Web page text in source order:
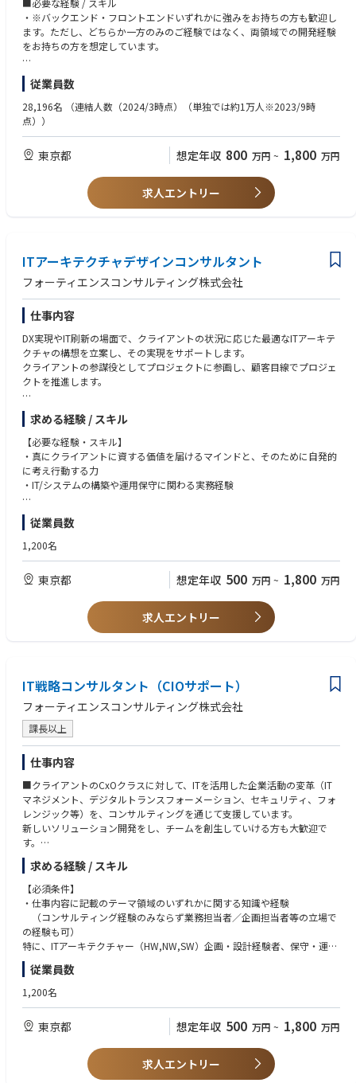
上流の業務プロセスの変革やSAPなどのソリューション利用価値を最大化
するために企業・業務の在り方をコンサルテーションします。
（SAP PP/MM, SD, FI/COモジュール、S/4 HANA&, およびFioriアプリ）
・業務／システムにおける問題点抽出と対応方針立案
・業務改革やシステム導入プロジェクトの企画、実行
・その他、クライアント企業の課題解決に向けた支援
◆SCM Senior Consultant (Logistics)◆
・ロジスティクス・コンサルタントは、顧客のサプライチェーン・マネジ
効率性向上を目的としたオペレーション戦略の立案、設計、実施を担当
改善点を特定し、プロセス、技術、設備に関する提案を行う。
・顧客と緊密に連携してニーズを把握し、目標を達成するためのカスタマ
成長性の加速的かつ持続可能な改善を実現することでプロジェクト目標
【その他特徴】
◆One TCS
世界中のコンサルタントと日本のコンサルタントが1つのチームとなって
協働することで
グローバルに展開するTCSが持つ最高の知見を提供します。
特定のハードウェア・ソフトウェア製品に偏ることなく、お客さまに対し
て、最適な解決策を提案します。
◆現場・現実主義
実際に現場を見た上でお客さまと膝詰めで議論しながら目指す姿を描きま
す。
机上の空論で終わらせることなく、成果を得るまでお客さまと一緒にソリ
ューションの実装・導入を現場目線で行います。
【参考情報】
https://www.bizreach.jp/job-feed/public-advertising/7rinn6m/
これにより、複数の変革プロジェクト全体を俯瞰することで全体構造設計
を作りながら、各プロジェクトの実行により、その成果を“会社に残る仕
組”として実装・定着させることに挑戦しております。
コンサルティングファームや事業会社（含むシステム子会社）での業務経
験で培った構想力・構造化力を、単に「提案」や「PoC報告」で終わらせ
るのではなく、全体構造設計に関与しながら、“仕組み”として当社・当社
グループに実装・定着する、すなわち「再現性のある型を作り、社内に根
付かせる」ことを中長期目線で進められる方を歓迎いたします。
これらのプロジェクト群を遂行することで、当社の組織・業務に関する知
識習得とそれを支える社員と幅広くネットワークを形成することを期待で
きます。その後は、ジョブローテーション制度により、様々な部署を経験
することで当該業務の職務遂行スキルを習得しながら、当社グループの目
指す姿へ変革をリードする幅広い視野を持った人材として成長することを
す。
の業界での経験
・AI、開発者向けプラットフォーム、データプラットフォーム関連プロジ
ェクトの実績
・Kubernetes、AKS、EKS、GKE、Docker、Helmなどのコンテナ技術の経
験
・ウォーターフォールやアジャイルなど、複数のSDLC（システム開発ライ
フサイクル）手法の理解と、それらをもとにした業務計画の経験
・関連資格（例：AWS ソリューションアーキテクト／デベロッパー、
GCP クラウドエンジニア／アーキテクト／デベロッパー、Azure デベロ
ッパー／ソリューションアーキテクト等）の保有
・ネイティブモバイル開発（Android、iOS）の経験
まずLINE とヤフーユーザーに対して提供を開始しました。その後はPayPa
yをはじめとした主要サービスへの展開を進め、グループ全体のユーザー
体験を支える基盤へと進化させていきます。LINEヤフーと関連グループ企
業のサービスのIDとプロフィールを連携するための全社的なコア認証プラ
守業務を担当していただきます。
本ポジションでは、このミッションクリティカルな認証プラットフォーム
において、高い信頼性とセキュリティを担保しながら、機能拡張・改善を
継続的に推進し、全社サービスの成長を支えることが期待されます。LIN
E・ヤフーの認証やメッセージング、ログイン機能を担うサーバー開発者
なシステムを横断して設計・開発・運用をリードしていただきます。
など、幅広い業務に携わります。安定したシステム運用と継続的な改善を
推進していただきます。
●具体的には以下の業務を想定しています。
・サーバーサイドアプリケーションの設計・実装（Kotlin、Javaなど）
・クラウド環境でのシステム構築・運用
・CI/CDパイプラインの構築と開発プロセスの最適化
・API設計を活用したデータ管理
・システムのパフォーマンスチューニング・セキュリティ対策
・アジャイル開発手法を取り入れた開発チームとの連携
・IDとプロフィールを連携するための全社的なコア認証プラットフォーム
の拡張と改善
※変更の範囲：会社の定める全ての業務への配置転換の可能性あり
【開発環境】
・【開発環境】
・言語・フレームワーク：Kotlin、Java、Spring Framework
・Observability：Prometheus、Pyroscope、OpenSearch、Grafana
・Storage：MySQL、TiDB、Redis、Apache HBase、Apache Kafka、Ope
nSearch
・Infrastructure：Kubernetes、IaaS on Private Cloud
・CI/CD：GitHub Actions、Argo CD
・その他ツール：GitHub Enterprise、Confluence、Jira、Slack
■必要な経験 / スキル
・※バックエンド・フロントエンドいずれかに強みをお持ちの方も歓迎し
ます。ただし、どちらか一方のみのご経験ではなく、両領域での開発経験
をお持ちの方を想定しています。
●バックエンド
・サーバーサイド開発経験（3年以上）
・Java、Kotlin、C、C++、Scalaなどの一つ以上のプログラミング言語に
対する深い理解
ロダクト開発経験
●フロントエンド
・React、Vue.js、TypeScript などの開発経験
・Gitを使用したバージョン管理の経験
・言語：日本語N2以上
■あると望ましい経験 / スキル
・Kubernetes、Dockerを用いたコンテナ管理の経験
・3-tierアーキテクチャの知識・経験
・セキュリティ設計や脆弱性対応の知識
・アジャイル（Scrum、Kanban）開発の経験
・認証メカニズム（OAuth、SSO）
・ユーザー向けの大規模トラフィック対応フロントエンドの経験（CDNの
・ローカライズの経験(異なる言語・地域設定を持つユーザーに適切な設
・ビジネスレベルの英語
従業員数
28,196名
（連結人数（2024/3時点）（単独では約1万人※2023/9時
点））
東京都 想定年収 800 万円 ~ 1,800 万円
求人エントリー
ITアーキテクチャデザインコンサルタント
フォーティエンスコンサルティング株式会社
仕事内容
DX実現やIT刷新の場面で、クライアントの状況に応じた最適なITアーキテ
クチャの構想を立案し、その実現をサポートします。
クライアントの参謀役としてプロジェクトに参画し、顧客目線でプロジェ
クトを推進します。
【主なテーマ】
●AI/生成AI活用・データ活用・マイクロサービス・クラウドリフト/シフ
ト・システムモダナイゼーション・レガシーモダナイゼーション・XaaS活
用・ローコード/ノーコード開発・DevOps・CI/CDなどの各種アーキテク
チャ要素技術や、脱炭素・ESG・SDGsなどの環境課題/社会課題の要素を
含めた、DX/IT戦略立案・IT企画立案・IT構想策定・ITロードマップ策定
●IT刷新プロジェクトにおけるPM支援/PMO運営支援
【この職種の魅力】
・幅広いITアーキテクチャ知見を獲得する機会があります
・クライアントビジネスの意思決定に直接的に関与するため、ビジネス視
点で物事を捉える力が身に付きます
・クライアントの真の課題を見極め、解決のためのITアーキテクチャをデ
・SIer出身のコンサル未経験の方にも活躍していただきやすい環境です(SIe
・相互成長を促す知見共有活動を行っています
求める経験 / スキル
【必要な経験・スキル】
・真にクライアントに資する価値を届けるマインドと、そのために自発的
に考え行動する力
・IT/システムの構築や運用保守に関わる実務経験
【望ましい経験・スキル】
＜ITアーキテクチャ知見＞
●AI/生成AI・データ活用基盤・マイクロサービスアーキテクチャ・パブリ
ション・レガシーモダナイゼーション・SaaS・PaaS・IaaS・ローコード/
ノーコード開発・DevOps・CI/CD・アジャイル開発・エンタープライズア
ーキテクチャ(EA)等に関する知見
●脱炭素・ESG・SDGsなどの環境課題/社会課題 を絡めたITアーキテクチ
●複雑な状況・事象を構造化して整理し、解決までのストーリーを組み立
てる力
●プロジェクトマネジメントの知見
●特定業界や特定業務についての知見
●IT企画、IT構想策定の経験
従業員数
1,200名
東京都 想定年収 500 万円 ~ 1,800 万円
求人エントリー
IT戦略コンサルタント（CIOサポート）
フォーティエンスコンサルティング株式会社
課長以上
仕事内容
■クライアントのCxOクラスに対して、ITを活用した企業活動の変革（IT
マネジメント、デジタルトランスフォーメーション、セキュリティ、フォ
レンジック等）を、コンサルティングを通じて支援しています。
新しいソリューション開発をし、チームを創生していける方も大歓迎で
す。
ご経験、ご志向を踏まえて選考ポジションが決まって参ります。
【①CIO（Chief Information Officer） サポート】
CIOとその周辺組織（IT企画・開発・運用・子会社等）の抱えている問題
を解決する為の各種支援を行います。
ジメント）
・ITエグゼキューションサービス（業務改革計画・システム化構想策定、
ベンダマネジメント、システム要件定義/テスト支援、プロジェクト推
・ITマネジメントサービス（IT組織設計・人材育成等の企画・実行支援、I
・その他（市場調査、システム監査、セキュリティ教育、実務支援等）
求める経験 / スキル
【必須条件】
・仕事内容に記載のテーマ領域のいずれかに関する知識や経験
（コンサルティング経験のみならず業務担当者／企画担当者等の立場で
の経験も可）
特に、ITアーキテクチャー（HW,NW,SW）企画・設計経験者、保守・運用
業務改革経験者、PMO経験者、IT企画・予算策
・コミュニケーション能力、体力・気力、セルフモチベーション
・PMP,CISA、中小企業診断士、ITストラテジスト、ITコーディネータ等各
種資格保持
・各種システム導入手法（Lean Start Up、アジャイル開発、等）の経
・要求工学・ソフトウェア工学的研究経験
従業員数
1,200名
東京都 想定年収 500 万円 ~ 1,800 万円
求人エントリー